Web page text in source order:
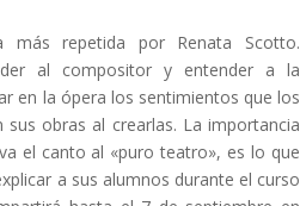
más repetida por Renata Scotto.
al compositor y entender a la
en la ópera los sentimientos que los
obras al crearlas. La importancia
el canto al «puro teatro», es lo que
a sus alumnos durante el curso